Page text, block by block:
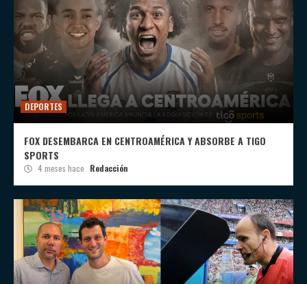
DEPORTES
FOX DESEMBARCA EN CENTROAMÉRICA Y ABSORBE A TIGO
SPORTS
4 meses hace Redacción